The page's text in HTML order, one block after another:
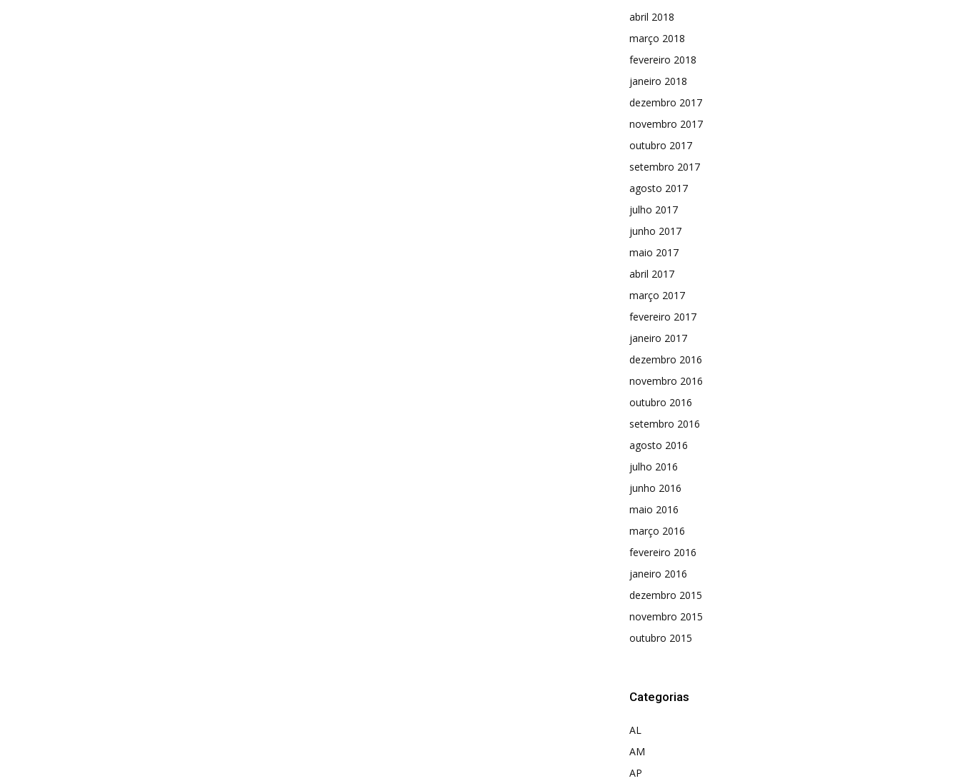
abril 2018
março 2018
fevereiro 2018
janeiro 2018
dezembro 2017
novembro 2017
outubro 2017
setembro 2017
agosto 2017
julho 2017
junho 2017
maio 2017
abril 2017
março 2017
fevereiro 2017
janeiro 2017
dezembro 2016
novembro 2016
outubro 2016
setembro 2016
agosto 2016
julho 2016
junho 2016
maio 2016
março 2016
fevereiro 2016
janeiro 2016
dezembro 2015
novembro 2015
outubro 2015
Categorias
AL
AM
AP